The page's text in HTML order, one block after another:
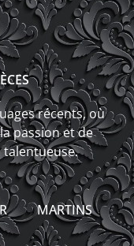
récents, où
passion et de
talentueuse.
MARTINS